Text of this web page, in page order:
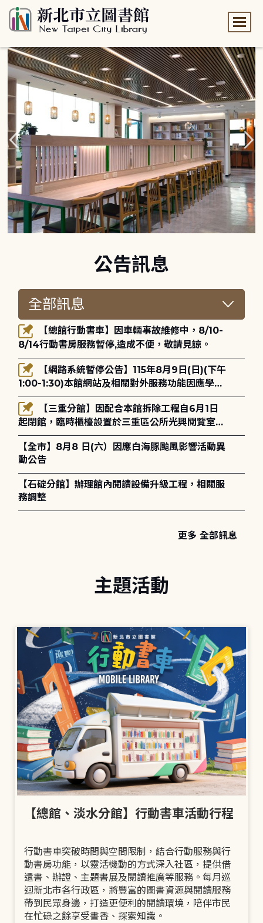
公告訊息
8/14行動書房服務暫停,造成不便，敬請見諒。
1:00-1:30)本館網站及相關對外服務功能因應學術
網路升級更新將暫停服務。
起閉館，臨時櫃檯設置於三重區公所光興閱覽室，
造成不便，敬請見諒。
【全市】8月8 日(六）因應白海豚颱風影響活動異
動公告
【石碇分館】辦理館內閱讀設備升級工程，相關服
務調整
更多 全部訊息
主題活動
【總館、淡水分館】行動書車活動行程
行動書車突破時間與空間限制，結合行動服務與行
動書房功能，以靈活機動的方式深入社區，提供借
還書、辦證、主題書展及閱讀推廣等服務。每月巡
迴新北市各行政區，將豐富的圖書資源與閱讀服務
帶到民眾身邊，打造更便利的閱讀環境，陪伴市民
在忙碌之餘享受書香、探索知識。